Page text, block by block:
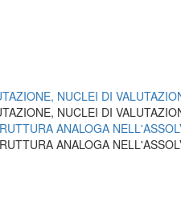
NUCLEI DI
NUCLEI DI
ANALOGA
ANALOGA